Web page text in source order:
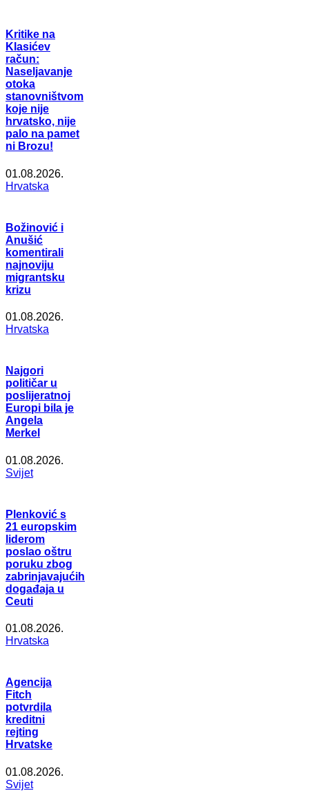
Kritike na
Klasićev
račun:
Naseljavanje
otoka
stanovništvom
koje nije
hrvatsko, nije
palo na pamet
ni Brozu!
01.08.2026.
Hrvatska
Božinović i
Anušić
komentirali
najnoviju
migrantsku
krizu
01.08.2026.
Hrvatska
Najgori
političar u
poslijeratnoj
Europi bila je
Angela
Merkel
01.08.2026.
Svijet
Plenković s
21 europskim
liderom
poslao oštru
poruku zbog
zabrinjavajućih
događaja u
Ceuti
01.08.2026.
Hrvatska
Agencija
Fitch
potvrdila
kreditni
rejting
Hrvatske
01.08.2026.
Svijet